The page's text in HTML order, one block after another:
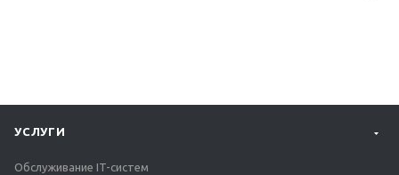
УСЛУГИ
Обслуживание IT-систем